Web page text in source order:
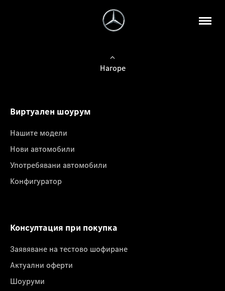
Нагоре
Виртуален шоурум
Нашите модели
Нови автомобили
Употребявани автомобили
Конфигуратор
Консултация при покупка
Заявяване на тестово шофиране
Актуални оферти
Шоуруми